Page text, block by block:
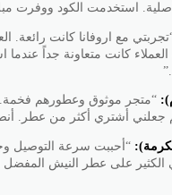
استخدمت الكود ووفرت
مع اروفانا كانت رائعة.
كانت متعاونة جداً
“متجر موثوق وعطورهم
جعلني أشتري أكثر من عطر.
“أحببت سرعة التوصيل
الكثير على عطر النيش